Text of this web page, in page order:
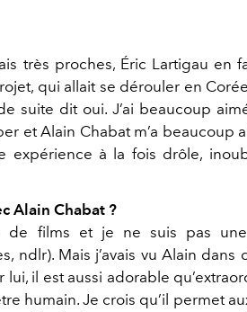
très proches, Éric Lartigau en
qui allait se dérouler en
suite dit oui. J’ai beaucoup
et Alain Chabat m’a beaucoup
expérience à la fois drôle,
Alain Chabat ?
de films et je ne suis pas
ndlr). Mais j’avais vu Alain dans
il est aussi adorable
humain. Je crois qu’il permet